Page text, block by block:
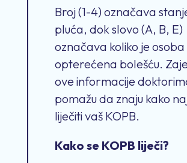
Broj (1-4) označava
pluća, dok slovo (A, B, E)
označava koliko je osoba
opterećena bolešću.
ove informacije
pomažu da znaju kako
liječiti vaš KOPB.
Kako se KOPB liječi?